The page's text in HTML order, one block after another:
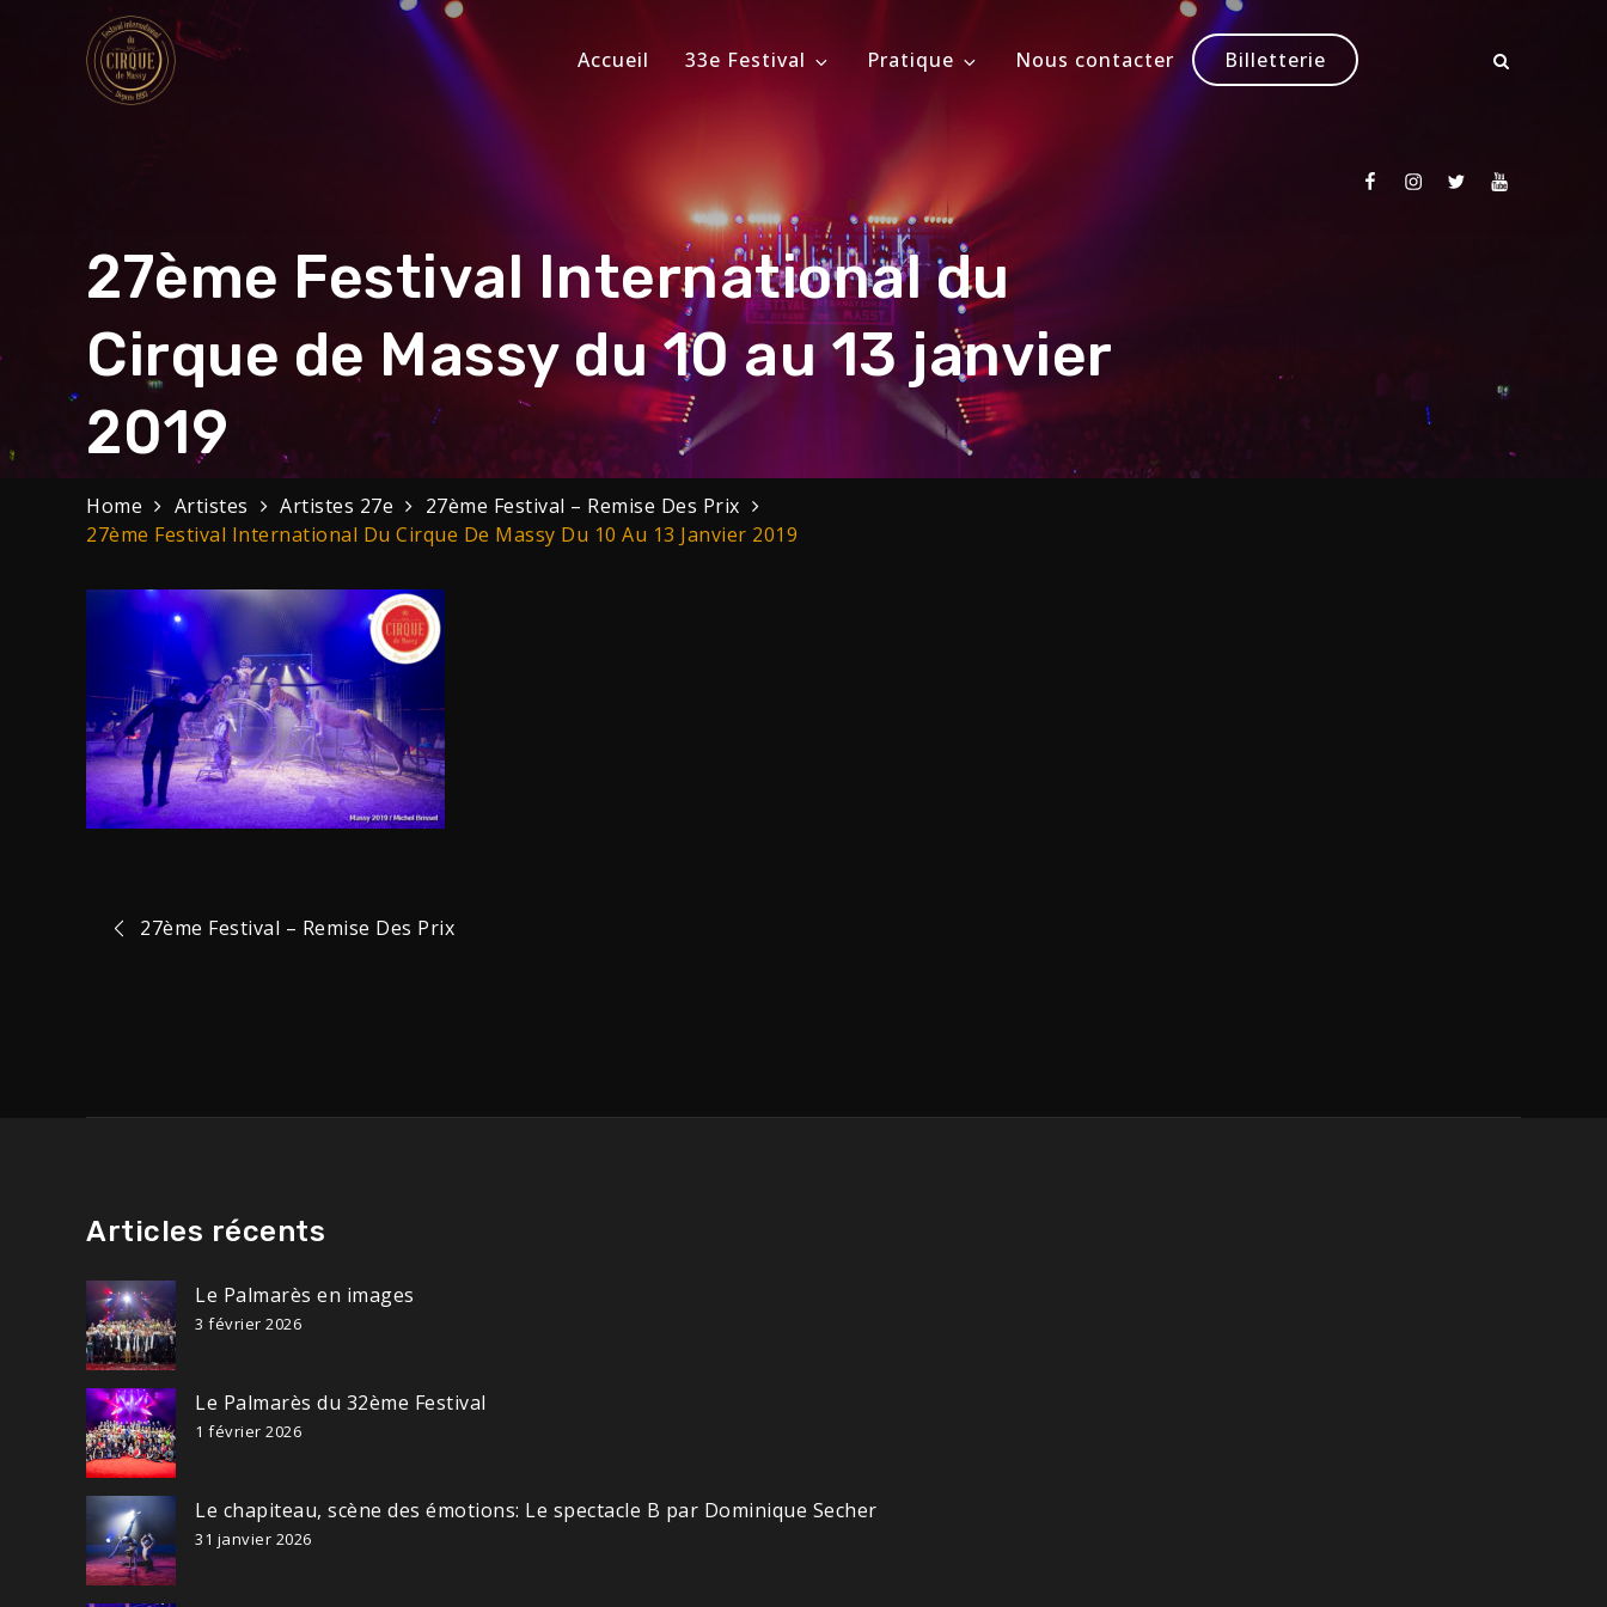
Festival International du Cirque de Massy
32eme Festival du 29 Janvier au 1 février 2026
Accueil 33e Festival Pratique Nous contacter Billetterie
Facebook
Instagram
TwitterYoutube
27ème Festival International du
Cirque de Massy du 10 au 13 janvier
2019
Home Artistes Artistes 27e
27ème Festival – Remise Des Prix
27ème Festival International Du Cirque De Massy Du 10 Au 13 Janvier 2019
Navigation
27ème Festival – Remise Des Prix
Articles récents
Le Palmarès en images
3 février 2026
Le Palmarès du 32ème Festival
1 février 2026
Le chapiteau, scène des émotions: Le spectacle B par Dominique Secher
31 janvier 2026